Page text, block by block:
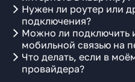
Нужен ли роутер или
подключения?
Можно ли подключить
мобильной связью на
Что делать, если в
провайдера?